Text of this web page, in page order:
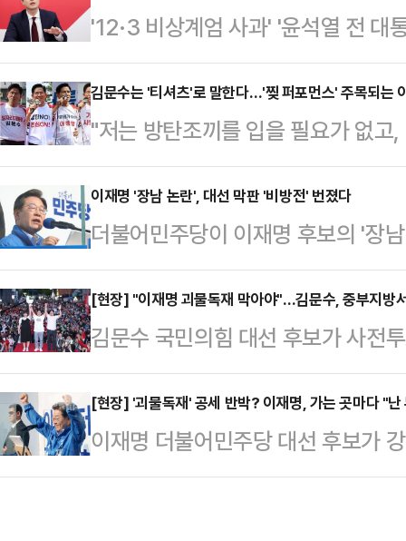
'12·3 비상계엄 사과' '윤석열 전 대
15일 국민의힘 '사령탑'으로 정식
거대책위원장이 불과 일주일 만에
빠르게 변화하는 모습을 보이겠다"
리적 보수'의 시각과 행보로 국민의
용태 비대위원장은 22대 총선에서
소 국회의원이다. 김 비대위원장의
리…
김문수는 '티셔츠'로 말한다…'찢 퍼포먼스' 주목되는
"저는 방탄조끼를 입을 필요가 없
의힘 대선 후보의 유세에서 빠지지
뒤 선거운동복의 단추를 풀어 재낀
민들에게 선보인다. 이 티셔츠엔 어
글씨가 적혀있는데 그 내용도 그때
른바 '찢 퍼포먼스'다.김문수 후보
리에서 진행한 유세에서 어김없이 '
세…
이재명 '장남 논란', 대선 막판 '비방전' 번졌다
더불어민주당이 이재명 후보의 '장
를 공론장에 올린 이준석 개혁신당
이재명 후보를 향한 정치권의 대국
끝난 일"이라며 선을 그었다. 지지
막판 진흙탕 싸움으로 번진 형국이
일 서울 여의도 중앙당사에서 열린
장남의 과거 '도박 및 음란문언 전
에 "윤석열 정부의…
[현장] "이재명 괴물독재 막아야"…김문수, 중부지방
김문수 국민의힘 대선 후보가 사전
며 본격 역전승을 위한 움직임에 나
세를 펼쳤다.국민의힘과 공동정부
날 김 후보의 가평 유세에 따라나서
했다며 사과했다. 그리고 김 후보에
[현장] '괴물독재' 공세 반박? 이재명, 가는 곳마다 "
이재명 더불어민주당 대선 후보가
'무서운 사람'이란 인식에 대해 "공